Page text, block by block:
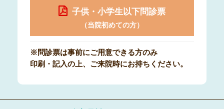
子供・小学生以下問診票
（当院初めての方）
※問診票は事前にご用意できる方のみ
印刷・記入の上、ご来院時にお持ちください。